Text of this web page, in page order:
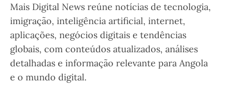
Mais Digital News reúne notícias de tecnologia,
imigração, inteligência artificial, internet,
aplicações, negócios digitais e tendências
globais, com conteúdos atualizados, análises
detalhadas e informação relevante para Angola
e o mundo digital.